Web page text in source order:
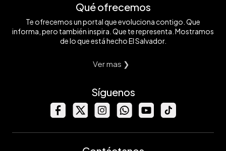
Qué ofrecemos
Te ofrecemos un portal que evoluciona contigo. Que
informa, pero también inspira. Que te representa. Mostramos
de lo que está hecho El Salvador.
Ver mas ❯
Síguenos